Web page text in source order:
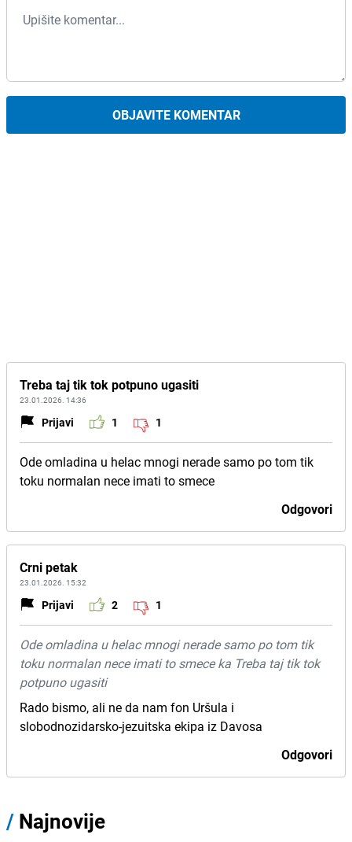
OBJAVITE KOMENTAR
Treba taj tik tok potpuno ugasiti
23.01.2026. 14:36
Prijavi 1 1
Ode omladina u helac mnogi nerade samo po tom tik
toku normalan nece imati to smece
Odgovori
Crni petak
23.01.2026. 15:32
Prijavi 2 1
Ode omladina u helac mnogi nerade samo po tom tik
toku normalan nece imati to smece ka Treba taj tik tok
potpuno ugasiti
Rado bismo, ali ne da nam fon Uršula i
slobodnozidarsko-jezuitska ekipa iz Davosa
Odgovori
/ Najnovije